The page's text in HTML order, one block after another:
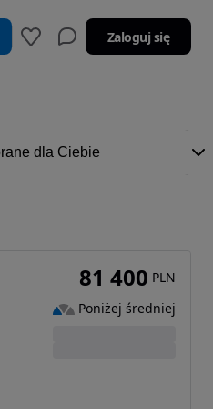
Zaloguj się
81 400 PLN
Poniżej średniej